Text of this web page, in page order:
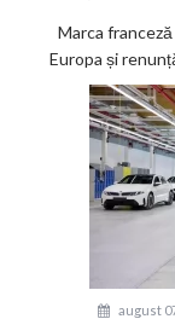
Marca
Europa și
august